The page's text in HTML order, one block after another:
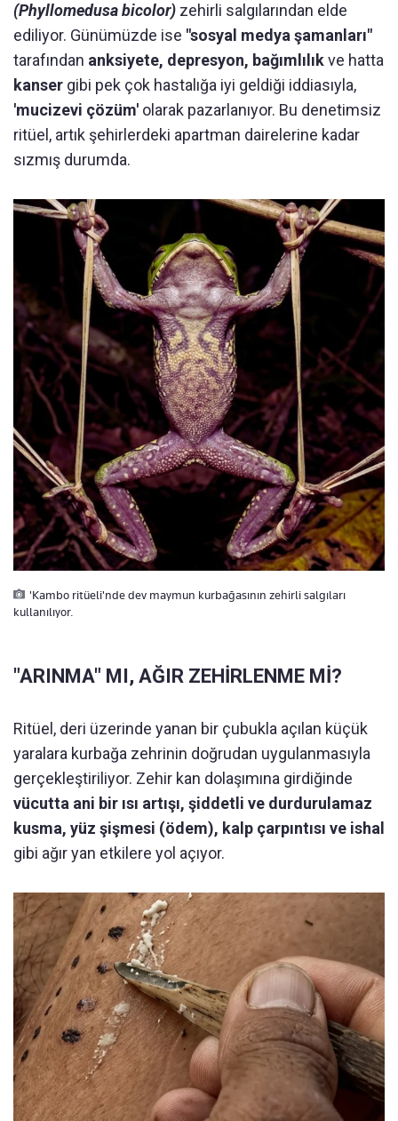
(Phyllomedusa bicolor) zehirli salgılarından elde
ediliyor. Günümüzde ise "sosyal medya şamanları"
tarafından anksiyete, depresyon, bağımlılıkve hatta
kanser gibi pek çok hastalığa iyi geldiği iddiasıyla,
'mucizevi çözüm' olarak pazarlanıyor. Bu denetimsiz
ritüel, artık şehirlerdeki apartman dairelerine kadar
sızmış durumda.
'Kambo ritüeli'nde dev maymun kurbağasının zehirli salgıları
kullanılıyor.
"ARINMA" MI, AĞIR ZEHİRLENME Mİ?
Ritüel, deri üzerinde yanan bir çubukla açılan küçük
yaralara kurbağa zehrinin doğrudan uygulanmasıyla
gerçekleştiriliyor. Zehir kan dolaşımına girdiğinde
vücutta ani bir ısı artışı, şiddetli ve durdurulamaz
kusma, yüz şişmesi (ödem), kalp çarpıntısı ve ishal
gibi ağır yan etkilere yol açıyor.